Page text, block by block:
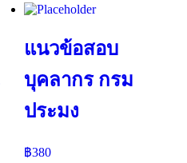
แนวข้อสอบ
บุคลากร กรม
ประมง
฿380